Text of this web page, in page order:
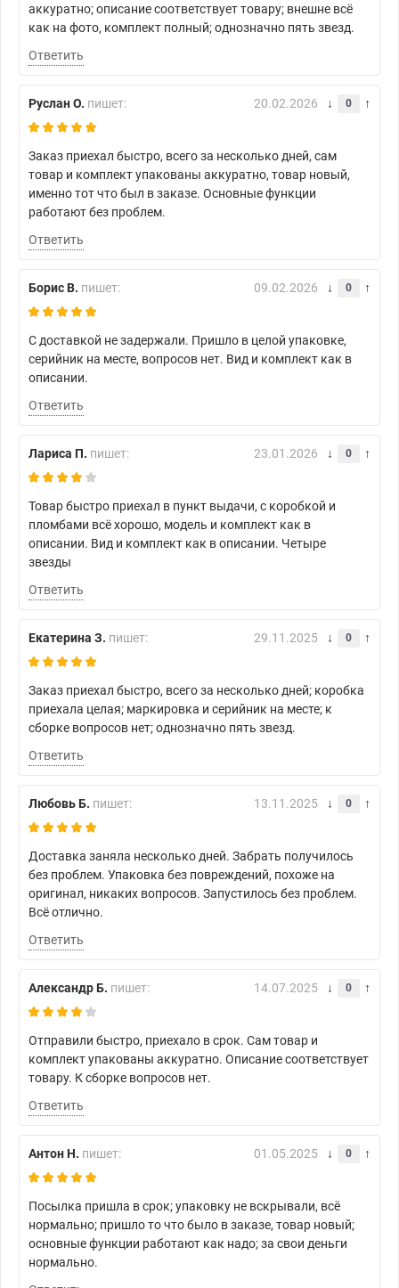
аккуратно; описание соответствует товару; внешне всё
как на фото, комплект полный; однозначно пять звезд.
Ответить
Руслан О. пишет: 20.02.2026 0
Заказ приехал быстро, всего за несколько дней, сам
товар и комплект упакованы аккуратно, товар новый,
именно тот что был в заказе. Основные функции
работают без проблем.
Ответить
Борис В. пишет: 09.02.2026 0
С доставкой не задержали. Пришло в целой упаковке,
серийник на месте, вопросов нет. Вид и комплект как в
описании.
Ответить
Лариса П. пишет: 23.01.2026 0
Товар быстро приехал в пункт выдачи, с коробкой и
пломбами всё хорошо, модель и комплект как в
описании. Вид и комплект как в описании. Четыре
звезды
Ответить
Екатерина З. пишет: 29.11.2025 0
Заказ приехал быстро, всего за несколько дней; коробка
приехала целая; маркировка и серийник на месте; к
сборке вопросов нет; однозначно пять звезд.
Ответить
Любовь Б. пишет: 13.11.2025 0
Доставка заняла несколько дней. Забрать получилось
без проблем. Упаковка без повреждений, похоже на
оригинал, никаких вопросов. Запустилось без проблем.
Всё отлично.
Ответить
Александр Б. пишет: 14.07.2025 0
Отправили быстро, приехало в срок. Сам товар и
комплект упакованы аккуратно. Описание соответствует
товару. К сборке вопросов нет.
Ответить
Антон Н. пишет: 01.05.2025 0
Посылка пришла в срок; упаковку не вскрывали, всё
нормально; пришло то что было в заказе, товар новый;
основные функции работают как надо; за свои деньги
нормально.